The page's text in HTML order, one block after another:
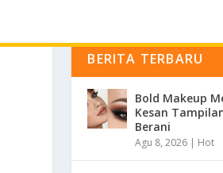
BERITA TERBARU
Bold Makeup
Kesan
Berani
Agu 8, 2026 | Hot